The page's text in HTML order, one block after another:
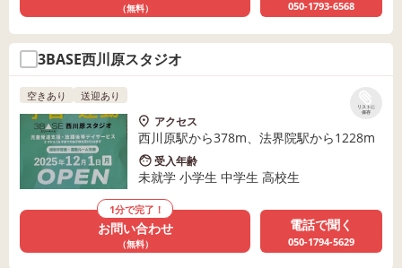
（無料） 050-1793-6568
3BASE西川原スタジオ
リストに
保存
空きあり 送迎あり
アクセス
西川原駅から378m、法界院駅から1228m
受入年齢
未就学 小学生 中学生 高校生
1分で完了！
お問い合わせ
（無料）
電話で聞く
050-1794-5629